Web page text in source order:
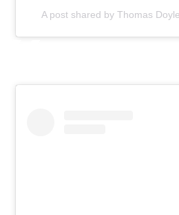
A post shared by Thomas